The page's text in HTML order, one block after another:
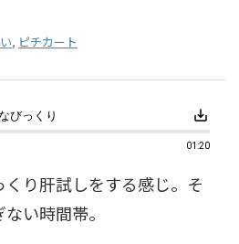
, ピチカート
びっくり save_alt
01:20
くり肝試しをする感じ。そ
い時間帯。